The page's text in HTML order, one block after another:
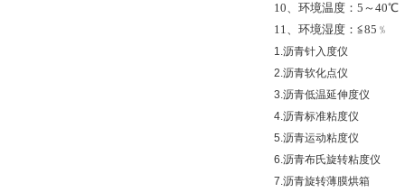
10、环境温度：5～40℃
11、环境湿度：≦85﹪
1.沥青针入度仪
2.沥青软化点仪
3.沥青低温延伸度仪
4.沥青标准粘度仪
5.沥青运动粘度仪
6.沥青布氏旋转粘度仪
7.沥青旋转薄膜烘箱